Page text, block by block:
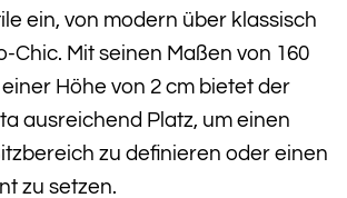
ein, von modern über klassisch
Chic. Mit seinen Maßen von 160
Höhe von 2 cm bietet der
ausreichend Platz, um einen
zu definieren oder einen
zu setzen.